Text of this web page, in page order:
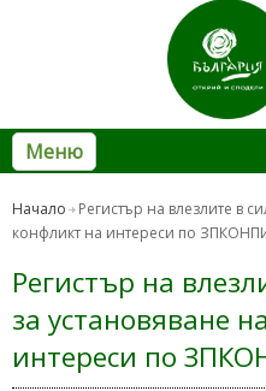
Меню
Начало
Регистър на влезлите в
конфликт на интереси по
Регистър на
за установяване
интереси по